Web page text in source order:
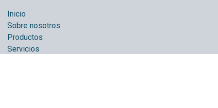
Inicio
Sobre nosotros
Productos
Servicios